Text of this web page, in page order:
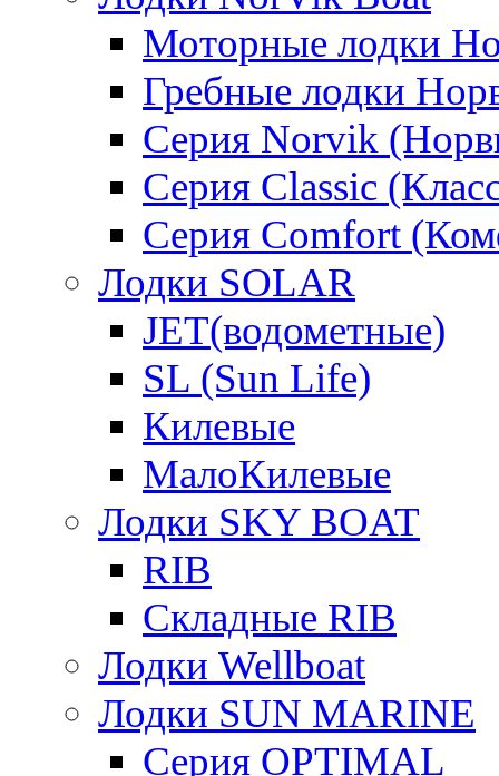
Моторные лодки
Гребные лодки
Серия Norvik
Серия Classic
Серия Comfort
Лодки SOLAR
JET(водометные)
SL (Sun Life)
Килевые
МалоКилевые
Лодки SKY BOAT
RIB
Складные RIB
Лодки Wellboat
Лодки SUN MARINE
Серия OPTIMAL